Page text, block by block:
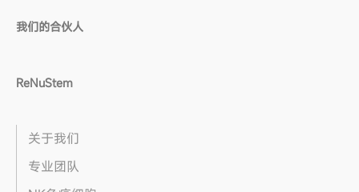
我们的合伙人
ReNuStem
关于我们
专业团队